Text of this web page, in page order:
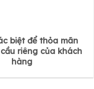
biệt để thỏa mãn
riêng của khách
hàng